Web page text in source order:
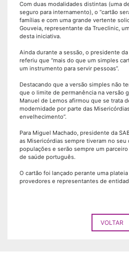
Com duas modalidades distintas (uma
seguro para internamento), o “cartão
famílias e com uma grande vertente
Gouveia, representante da Trueclinic,
desta iniciativa.
Ainda durante a sessão, o presidente
referiu que “mais do que um simples
um instrumento para servir pessoas”.
Destacando que a versão simples não
que o limite de permanência na versão
Manuel de Lemos afirmou que se trata
modernidade por parte das
envelhecimento”.
Para Miguel Machado, presidente da
as Misericórdias sempre tiveram no seu
populações e serão sempre um
de saúde português.
O cartão foi lançado perante uma
provedores e representantes de
VOLTAR